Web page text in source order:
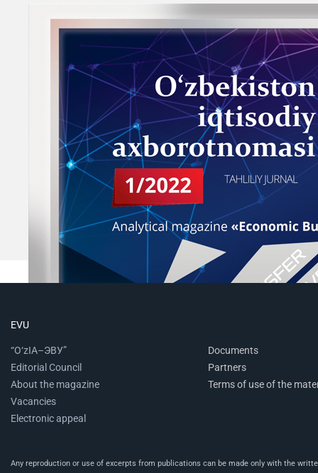
EVU
“O‘zIA–ЭВУ”
Editorial Council
About the magazine
Vacancies
Electronic appeal
Documents
Partners
Terms of use of the
Any reproduction or use of excerpts from publications can be made only with the